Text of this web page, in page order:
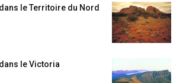
le Territoire du Nord
le Victoria